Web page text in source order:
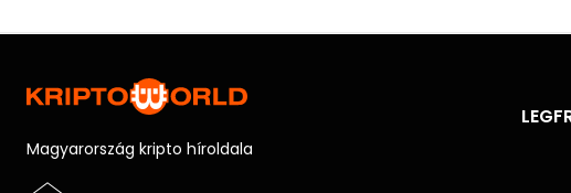
Magyarország kripto híroldala